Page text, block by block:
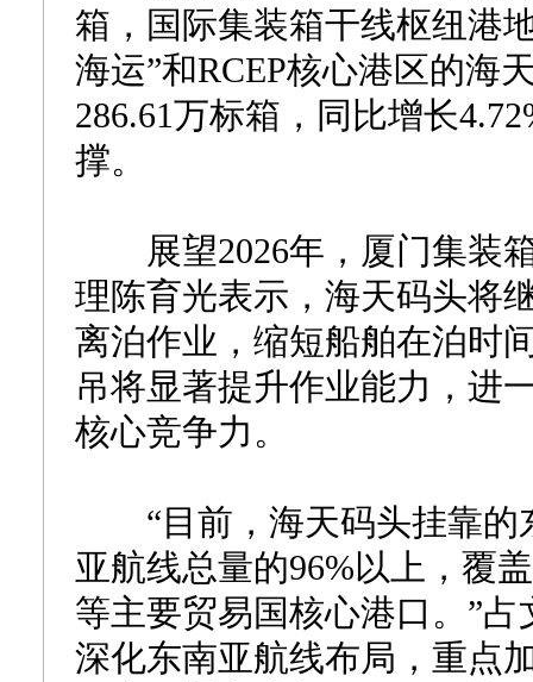
箱，国际集装箱干线枢纽港
海运”和RCEP核心港区的海
286.61万标箱，同比增长
撑。
展望2026年，厦门集装箱
理陈育光表示，海天码头将
离泊作业，缩短船舶在泊时
吊将显著提升作业能力，进
核心竞争力。
“目前，海天码头挂靠的
亚航线总量的96%以上，覆
等主要贸易国核心港口。”
深化东南亚航线布局，重点